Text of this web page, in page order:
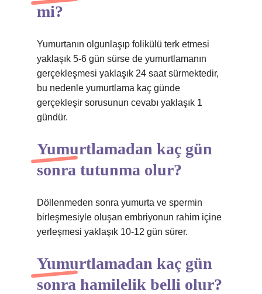
mi?
Yumurtanın olgunlaşıp folikülü terk etmesi
yaklaşık 5-6 gün sürse de yumurtlamanın
gerçekleşmesi yaklaşık 24 saat sürmektedir,
bu nedenle yumurtlama kaç günde
gerçekleşir sorusunun cevabı yaklaşık 1
gündür.
Yumurtlamadan kaç gün
sonra tutunma olur?
Döllenmeden sonra yumurta ve spermin
birleşmesiyle oluşan embriyonun rahim içine
yerleşmesi yaklaşık 10-12 gün sürer.
Yumurtlamadan kaç gün
sonra hamilelik belli olur?